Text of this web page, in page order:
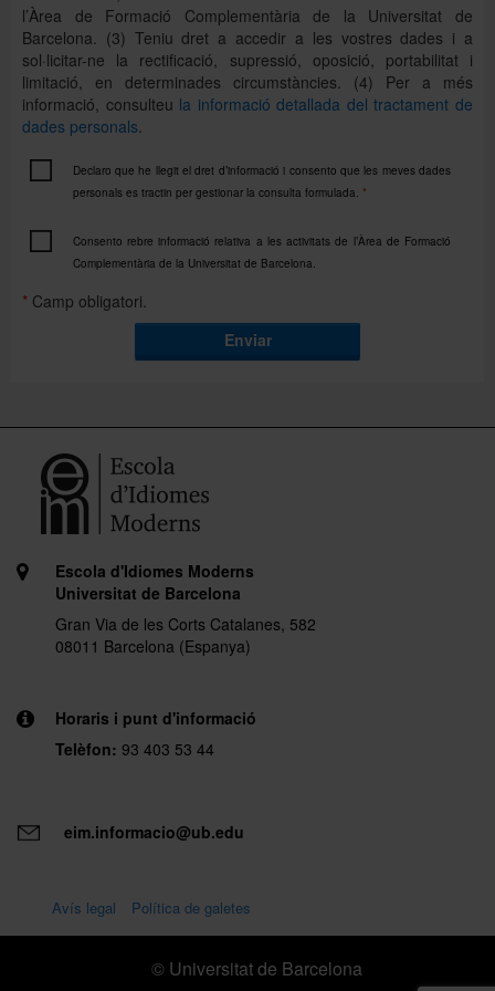
l’Àrea de Formació Complementària de la Universitat de
Barcelona. (3) Teniu dret a accedir a les vostres dades i a
sol·licitar-ne la rectificació, supressió, oposició, portabilitat i
limitació, en determinades circumstàncies. (4) Per a més
informació, consulteu la informació detallada del tractament de
dades personals.
Declaro que he llegit el dret d’informació i consento que les meves dades
personals es tractin per gestionar la consulta formulada. *
Consento rebre informació relativa a les activitats de l’Àrea de Formació
Complementària de la Universitat de Barcelona.
* Camp obligatori.
Enviar
Escola d'Idiomes Moderns
Universitat de Barcelona
Gran Via de les Corts Catalanes, 582
08011 Barcelona (Espanya)
Horaris i punt d'informació
Telèfon: 93 403 53 44
eim.informacio@ub.edu
Avís legal Política de galetes
© Universitat de Barcelona